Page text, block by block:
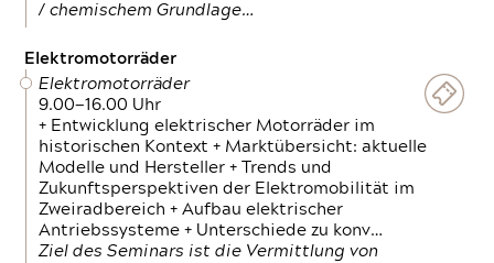
/ chemischem Grundlage…
Elektromotorräder
Elektromotorräder
9.00—16.00 Uhr
+ Entwicklung elektrischer Motorräder im
historischen Kontext + Marktübersicht: aktuelle
Modelle und Hersteller + Trends und
Zukunftsperspektiven der Elektromobilität im
Zweiradbereich + Aufbau elektrischer
Antriebssysteme + Unterschiede zu konv…
Ziel des Seminars ist die Vermittlung von